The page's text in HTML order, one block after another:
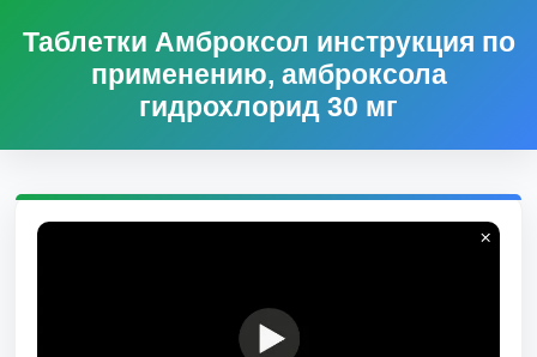
Таблетки Амброксол инструкция по
применению, амброксола
гидрохлорид 30 мг